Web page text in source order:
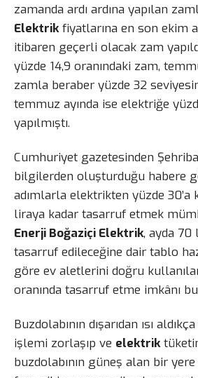
zamanda ardı ardına yapılan
Elektrikfiyatlarına en son ekim
itibaren geçerli olacak zam
yüzde 14,9 oranındaki zam,
zamla beraber yüzde 32
temmuz ayında ise elektriğe
yapılmıştı.
Cumhuriyet gazetesinden
bilgilerden oluşturduğu habere
adımlarla elektrikten yüzde 30’a
liraya kadar tasarruf etmek
Enerji Boğaziçi Elektrik, ayda 70
tasarruf edileceğine dair tablo
göre ev aletlerini doğru
oranında tasarruf etme imkânı
Buzdolabının dışarıdan ısı
işlemi zorlaşıp ve elektrik
buzdolabının güneş alan bir